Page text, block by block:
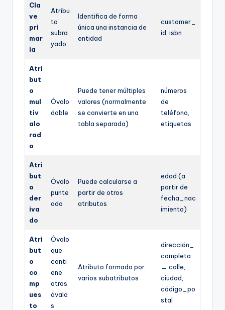
Cla
ve
pri
mar
ia
Atribu
to
subra
yado
Identifica de forma
única una instancia de
entidad
customer_
id, isbn
Atri
but
o
mul
tiv
alo
rad
o
Óvalo
doble
Puede tener múltiples
valores (normalmente
se convierte en una
tabla separada)
números
de
teléfono,
etiquetas
Atri
but
o
der
iva
do
Óvalo
punte
ado
Puede calcularse a
partir de otros
atributos
edad (a
partir de
fecha_nac
imiento)
Atri
but
o
co
mp
ues
to
Óvalo
que
conti
ene
otros
óvalo
s
Atributo formado por
varios subatributos
dirección_
completa
→ calle,
ciudad,
código_po
stal